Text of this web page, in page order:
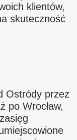
klientów,
skuteczność
Ostródy przez
po Wrocław,